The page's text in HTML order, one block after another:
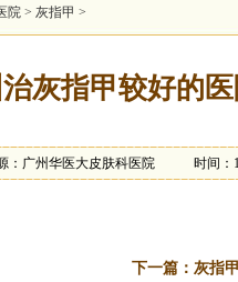
院 > 灰指甲 >
灰指甲较好的
：广州华医大皮肤科医院 时间：
下一篇： 灰指